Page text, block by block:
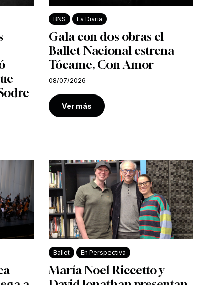
BNS La Diaria
Gala con dos obras el
Ballet Nacional estrena
Tócame, Con Amor
08/07/2026
Ver más
Ballet En Perspectiva
María Noel Riccetto y